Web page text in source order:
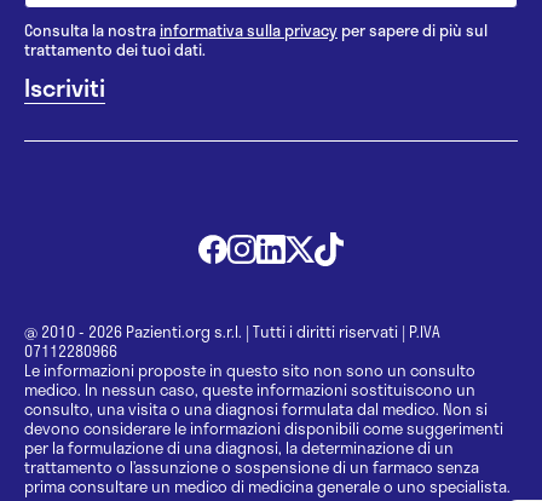
Consulta la nostrainformativa sulla privacy per sapere di più sul
trattamento dei tuoi dati.
@ 2010 - 2026 Pazienti.org s.r.l. | Tutti i diritti riservati | P.IVA
07112280966
Le informazioni proposte in questo sito non sono un consulto
medico. In nessun caso, queste informazioni sostituiscono un
consulto, una visita o una diagnosi formulata dal medico. Non si
devono considerare le informazioni disponibili come suggerimenti
per la formulazione di una diagnosi, la determinazione di un
trattamento o l’assunzione o sospensione di un farmaco senza
prima consultare un medico di medicina generale o uno specialista.